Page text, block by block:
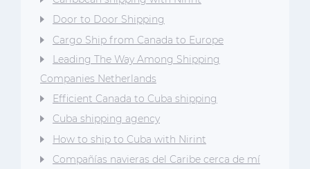
Door to Door Shipping
Cargo Ship from Canada to Europe
Leading The Way Among Shipping
Companies Netherlands
Efficient Canada to Cuba shipping
Cuba shipping agency
How to ship to Cuba with Nirint
Compañías navieras del Caribe cerca de mí